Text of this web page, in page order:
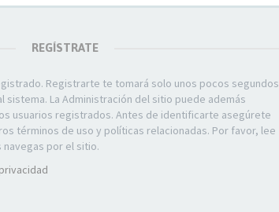
REGÍSTRATE
Registrarte te tomará solo unos pocos segundos
sistema. La Administración del sitio puede además
usuarios registrados. Antes de identificarte asegúrete
términos de uso y políticas relacionadas. Por favor, lee
por el sitio.